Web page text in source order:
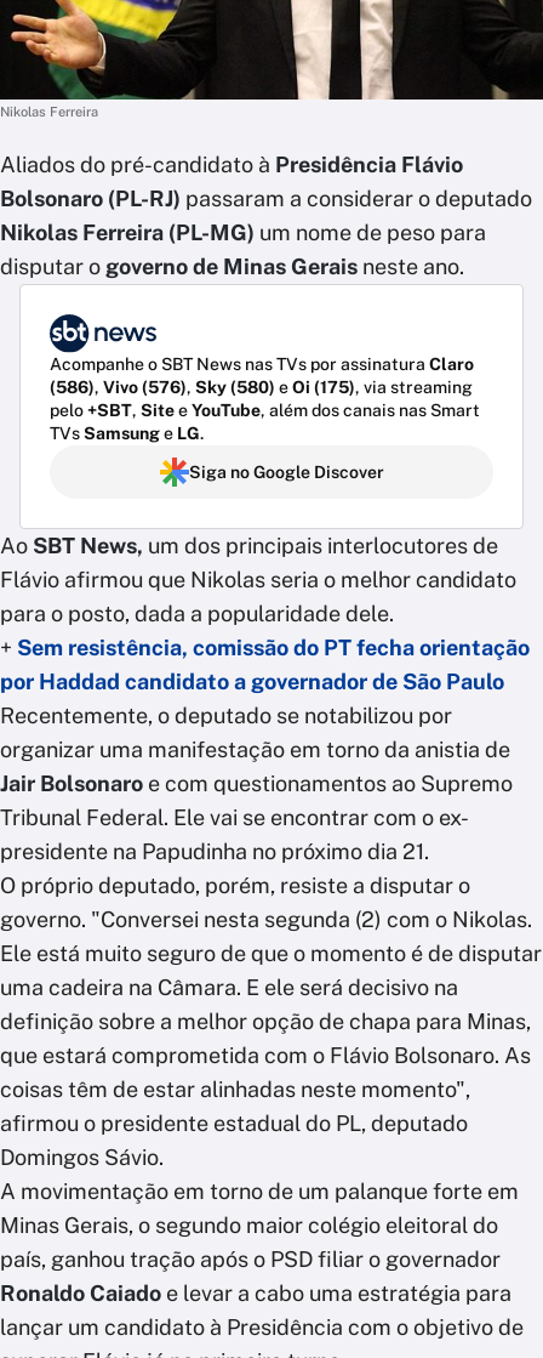
Nikolas Ferreira
Aliados do pré-candidato à Presidência Flávio
Bolsonaro (PL-RJ) passaram a considerar o deputado
Nikolas Ferreira (PL-MG) um nome de peso para
disputar o governo de Minas Gerais neste ano.
Acompanhe o SBT News nas TVs por assinatura Claro
(586), Vivo (576), Sky (580) eOi (175), via streaming
pelo+SBT, SiteeYouTube, além dos canais nas Smart
TVsSamsunge LG.
Siga no Google Discover
Ao SBT News, um dos principais interlocutores de
Flávio afirmou que Nikolas seria o melhor candidato
para o posto, dada a popularidade dele.
+ Sem resistência, comissão do PT fecha orientação
por Haddad candidato a governador de São Paulo
Recentemente, o deputado se notabilizou por
organizar uma manifestação em torno da anistia de
Jair Bolsonaro e com questionamentos ao Supremo
Tribunal Federal. Ele vai se encontrar com o ex-
presidente na Papudinha no próximo dia 21.
O próprio deputado, porém, resiste a disputar o
governo. "Conversei nesta segunda (2) com o Nikolas.
Ele está muito seguro de que o momento é de disputar
uma cadeira na Câmara. E ele será decisivo na
definição sobre a melhor opção de chapa para Minas,
que estará comprometida com o Flávio Bolsonaro. As
coisas têm de estar alinhadas neste momento",
afirmou o presidente estadual do PL, deputado
Domingos Sávio.
A movimentação em torno de um palanque forte em
Minas Gerais, o segundo maior colégio eleitoral do
país, ganhou tração após o PSD filiar o governador
Ronaldo Caiado e levar a cabo uma estratégia para
lançar um candidato à Presidência com o objetivo de